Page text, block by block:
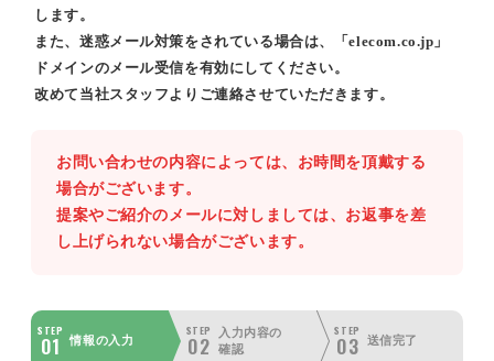
します。
また、迷惑メール対策をされている場合は、「elecom.co.jp」
ドメインのメール受信を有効にしてください。
改めて当社スタッフよりご連絡させていただきます。
お問い合わせの内容によっては、お時間を頂戴する
場合がございます。
提案やご紹介のメールに対しましては、お返事を差
し上げられない場合がございます。
STEP
01 情報の入力
STEP
02
入力内容の
確認
STEP
03 送信完了